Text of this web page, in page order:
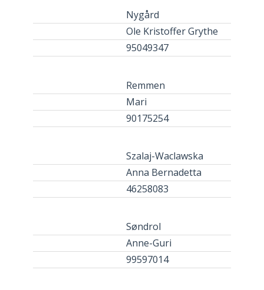
Nygård
Ole Kristoffer Grythe
95049347
Remmen
Mari
90175254
Szalaj-Waclawska
Anna Bernadetta
46258083
Søndrol
Anne-Guri
99597014